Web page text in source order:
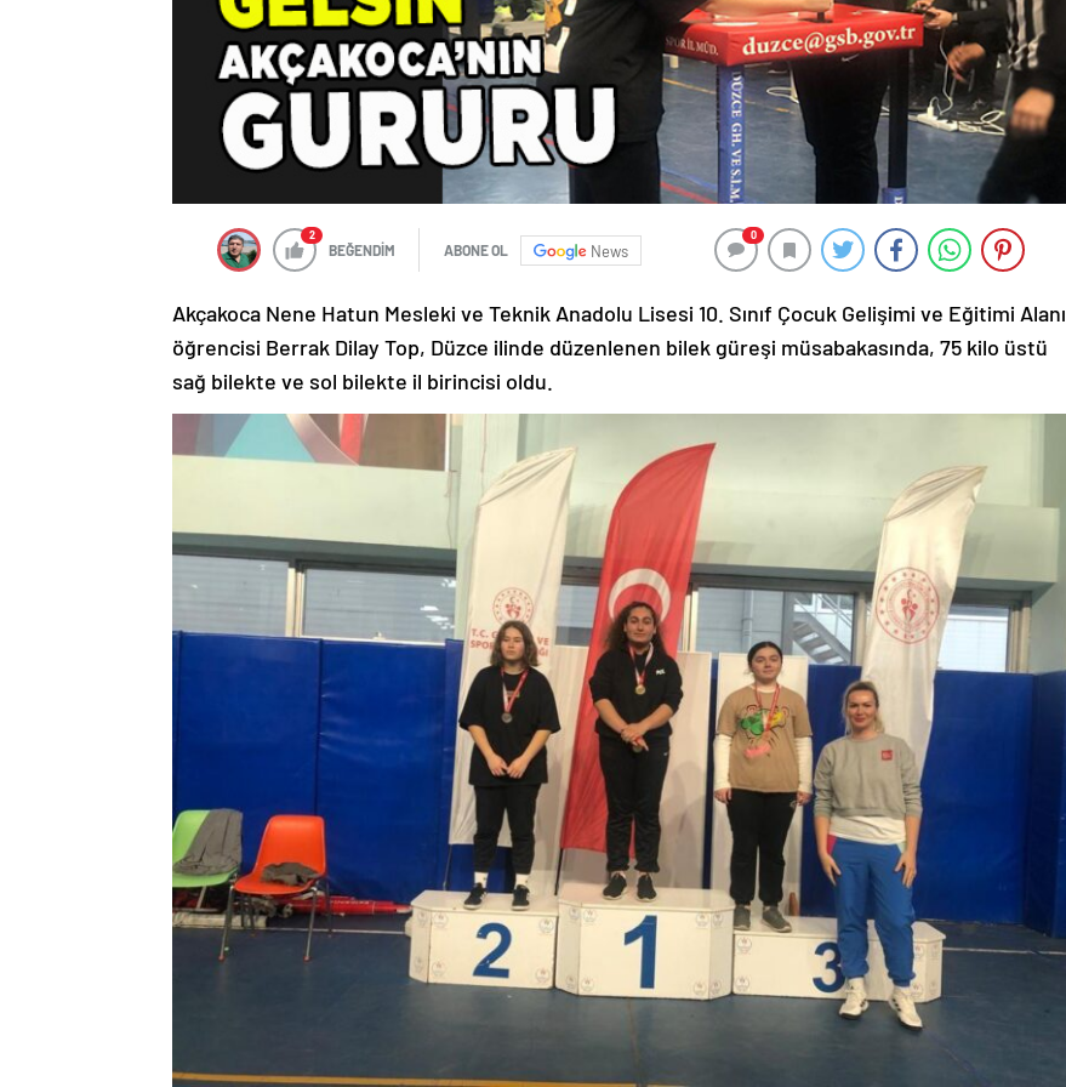
2
BEĞENDİM ABONE OL News
0
Akçakoca Nene Hatun Mesleki ve Teknik Anadolu Lisesi 10. Sınıf Çocuk Gelişimi ve Eğitimi Alanı
öğrencisi Berrak Dilay Top, Düzce ilinde düzenlenen bilek güreşi müsabakasında, 75 kilo üstü
sağ bilekte ve sol bilekte il birincisi oldu.